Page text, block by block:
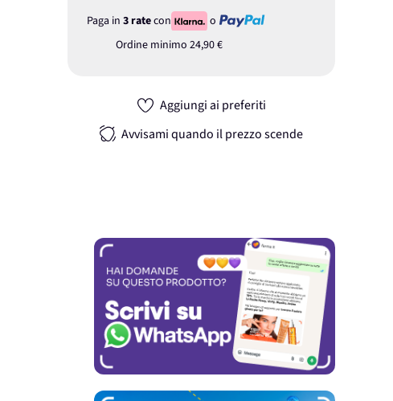
Paga in 3 ratecon
o
Ordine minimo 24,90 €
Aggiungi ai preferiti
Avvisami quando il prezzo scende